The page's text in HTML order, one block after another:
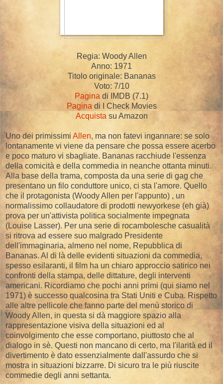
Regia: Woody Allen
Anno: 1971
Titolo originale: Bananas
Voto: 7/10
Pagina di IMDB (7.1)
Pagina di I Check Movies
Acquista su Amazon
Uno dei primissimi Allen, ma non fatevi ingannare: se solo
lontanamente vi viene da pensare che possa essere acerbo
e poco maturo vi sbagliate. Bananas racchiude l'essenza
della comicità e della commedia in neanche ottanta minuti.
Alla base della trama, composta da una serie di gag che
presentano un filo conduttore unico, ci sta l'amore. Quello
che il protagonista (Woody Allen per l'appunto) , un
normalissimo collaudatore di prodotti newyorkese (eh già)
prova per un'attivista politica socialmente impegnata
(Louise Lasser). Per una serie di rocambolesche casualità
si ritrova ad essere suo malgrado Presidente
dell'immaginaria, almeno nel nome, Repubblica di
Bananas. Al di là delle evidenti situazioni da commedia,
spesso esilaranti, il film ha un chiaro approccio satirico nei
confronti della stampa, delle dittature, degli interventi
americani. Ricordiamo che pochi anni primi (qui siamo nel
1971) è successo qualcosina tra Stati Uniti e Cuba. Rispetto
alle altre pellicole che fanno parte del menù storico di
Woody Allen, in questa si dà maggiore spazio alla
rappresentazione visiva della situazioni ed al
coinvolgimento che esse comportano, piuttosto che al
dialogo in sè. Questi non mancano di certo, ma l'ilarità ed il
divertimento è dato essenzialmente dall'assurdo che si
mostra in situazioni bizzarre. Di sicuro tra le più riuscite
commedie degli anni settanta.